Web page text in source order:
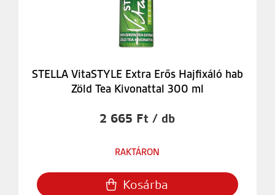
STELLA VitaSTYLE Extra Erős Hajfixáló hab
Zöld Tea Kivonattal 300 ml
2 665 Ft / db
RAKTÁRON
Kosárba